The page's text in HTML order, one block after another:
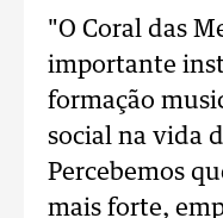
"O Coral das
importante
formação
social na vida
Percebemos
mais forte,